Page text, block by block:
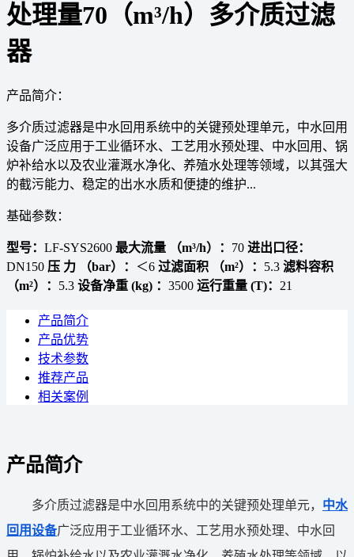
处理量70（m³/h）多介质过滤
器
产品简介：
多介质过滤器是中水回用系统中的关键预处理单元，中水回用
设备广泛应用于工业循环水、工艺用水预处理、中水回用、锅
炉补给水以及农业灌溉水净化、养殖水处理等领域，以其强大
的截污能力、稳定的出水水质和便捷的维护...
基础参数：
型号： LF-SYS2600 最大流量 （m³/h）： 70 进出口径：
DN150 压 力 （bar）： ＜6 过滤面积 （m²）： 5.3 滤料容积
（m²）： 5.3 设备净重 (kg) ： 3500 运行重量 (T)： 21
产品简介
产品优势
技术参数
推荐产品
相关案例
产品简介
多介质过滤器是中水回用系统中的关键预处理单元， 中水
回用设备广泛应用于工业循环水、工艺用水预处理、中水回